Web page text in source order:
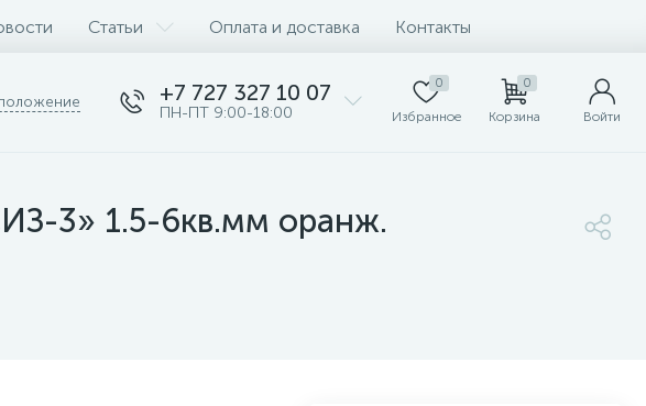
Статьи Оплата и доставка Контакты
+7 727 327 10 07
ПН-ПТ 9:00-18:00
0
Избранное
0
Корзина Войти
3» 1.5-6кв.мм оранж.